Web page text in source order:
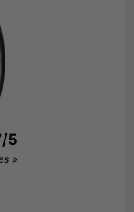
5
»